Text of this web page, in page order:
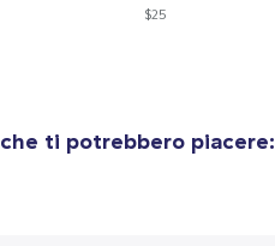
$25
che ti potrebbero piacere: